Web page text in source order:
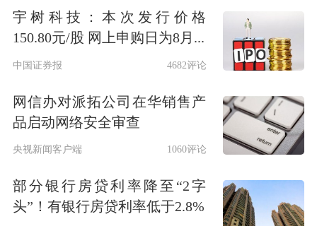
宇树科技：本次发行价格
150.80元/股 网上申购日为8月...
中国证券报 4682评论
网信办对派拓公司在华销售产
品启动网络安全审查
央视新闻客户端 1060评论
部分银行房贷利率降至“2字
头”！有银行房贷利率低于2.8%